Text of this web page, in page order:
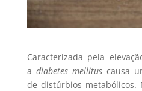
Caracterizada pela
a diabetes mellituscausa
de distúrbios metabólicos.